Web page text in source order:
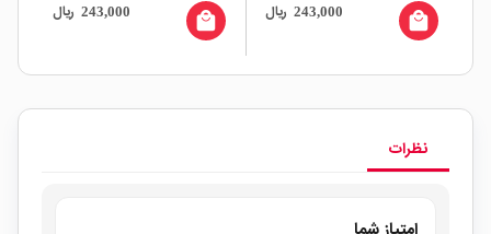
243,000 ریال local_mall
243,000 ریال local_mall
نظرات